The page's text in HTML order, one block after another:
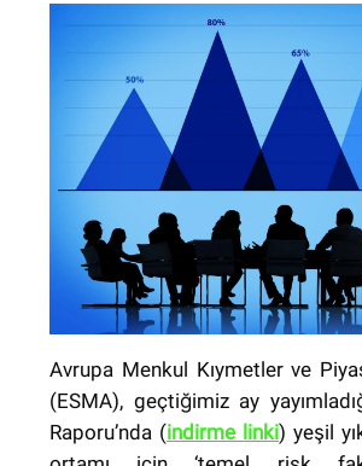
Avrupa Menkul Kıymetler ve
(ESMA), geçtiğimiz ay
Raporu’nda (indirme linki) yeşil